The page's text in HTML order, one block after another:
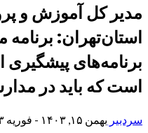
مدیر کل آموزش و
استان‌تهران: برنامه
برنامه‌های
است که باید در
سردبیر بهمن ۱۵, ۱۴۰۳ - فوریه ۳, ۲۰۲۵